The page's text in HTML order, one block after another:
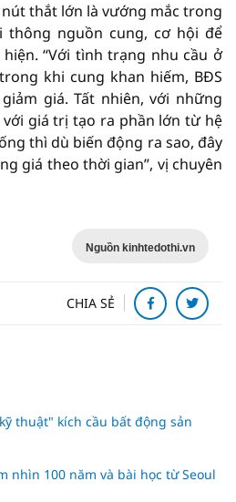
thắt lớn là vướng mắc trong
thông nguồn cung, cơ hội để
“Với tình trạng nhu cầu ở
khi cung khan hiếm, BĐS
giá. Tất nhiên, với những
với giá trị tạo ra phần lớn từ hệ
thì dù biến động ra sao, đây
giá theo thời gian”, vị chuyên
Nguồn kinhtedothi.vn
CHIA SẺ
thuật" kích cầu bất động sản
nhìn 100 năm và bài học từ Seoul